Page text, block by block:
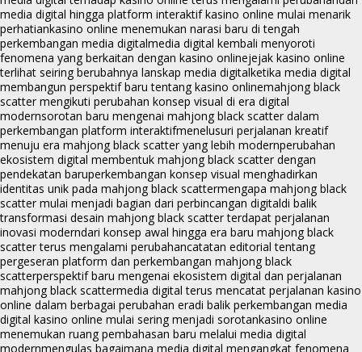
media digital hingga platform interaktif kasino online mulai menarik
perhatiankasino online menemukan narasi baru di tengah
perkembangan media digitalmedia digital kembali menyoroti
fenomena yang berkaitan dengan kasino onlinejejak kasino online
terlihat seiring berubahnya lanskap media digitalketika media digital
membangun perspektif baru tentang kasino onlinemahjong black
scatter mengikuti perubahan konsep visual di era digital
modernsorotan baru mengenai mahjong black scatter dalam
perkembangan platform interaktifmenelusuri perjalanan kreatif
menuju era mahjong black scatter yang lebih modernperubahan
ekosistem digital membentuk mahjong black scatter dengan
pendekatan baruperkembangan konsep visual menghadirkan
identitas unik pada mahjong black scattermengapa mahjong black
scatter mulai menjadi bagian dari perbincangan digitaldi balik
transformasi desain mahjong black scatter terdapat perjalanan
inovasi moderndari konsep awal hingga era baru mahjong black
scatter terus mengalami perubahancatatan editorial tentang
pergeseran platform dan perkembangan mahjong black
scatterperspektif baru mengenai ekosistem digital dan perjalanan
mahjong black scattermedia digital terus mencatat perjalanan kasino
online dalam berbagai perubahan eradi balik perkembangan media
digital kasino online mulai sering menjadi sorotankasino online
menemukan ruang pembahasan baru melalui media digital
modernmengulas bagaimana media digital mengangkat fenomena